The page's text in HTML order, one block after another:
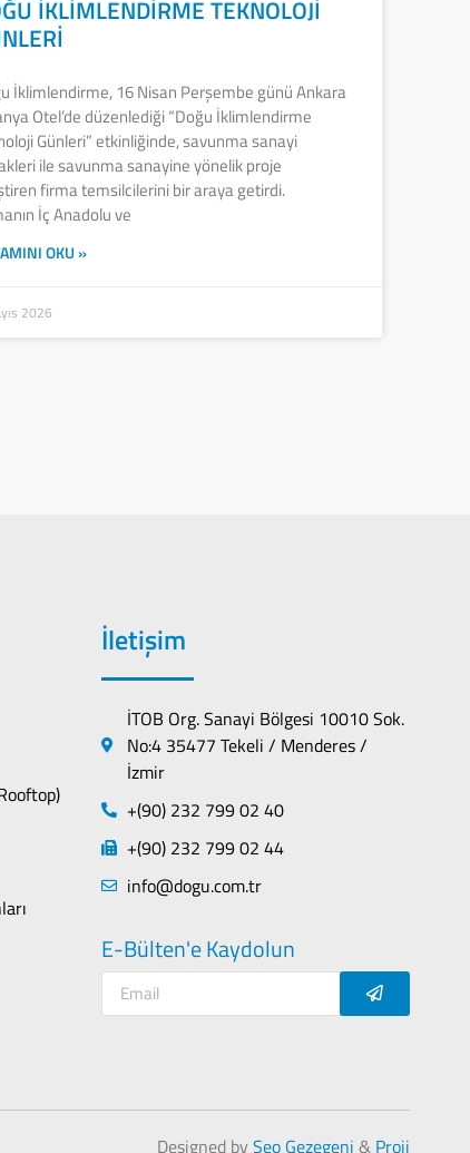
İKLİMLENDİRME TEKNOLOJİ
İklimlendirme, 16 Nisan Perşembe günü Ankara
Otel’de düzenlediği “Doğu İklimlendirme
Günleri” etkinliğinde, savunma sanayi
ile savunma sanayine yönelik proje
firma temsilcilerini bir araya getirdi.
İç Anadolu ve
OKU »
2026
İletişim
İTOB Org. Sanayi Bölgesi 10010 Sok.
No:4 35477 Tekeli / Menderes /
İzmir
+(90) 232 799 02 40
+(90) 232 799 02 44
info@dogu.com.tr
E-Bülten'e Kaydolun
Designed by Seo Gezegeni & Proji